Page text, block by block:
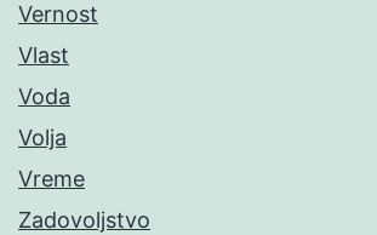
Vernost
Vlast
Voda
Volja
Vreme
Zadovoljstvo